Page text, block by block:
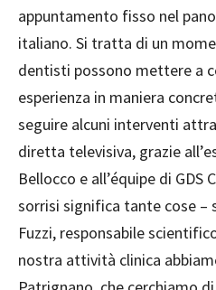
appuntamento fisso nel
italiano. Si tratta di un
dentisti possono mettere a
esperienza in maniera
seguire alcuni interventi
diretta televisiva, grazie
Bellocco e all’équipe di GDS
sorrisi significa tante cose –
Fuzzi, responsabile
nostra attività clinica